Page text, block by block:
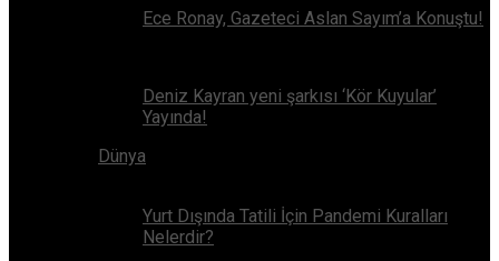
Ece Ronay, Gazeteci Aslan Sayım’a Konuştu!
Deniz Kayran yeni şarkısı ‘Kör Kuyular’
Yayında!
Dünya
Yurt Dışında Tatili İçin Pandemi Kuralları
Nelerdir?